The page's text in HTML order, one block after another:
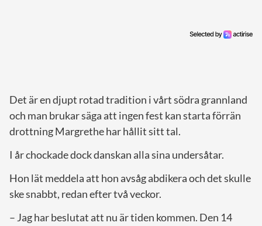
Det är en djupt rotad tradition i vårt södra grannland
och man brukar säga att ingen fest kan starta förrän
drottning Margrethe har hållit sitt tal.
I år chockade dock danskan alla sina undersåtar.
Hon lät meddela att hon avsåg abdikera och det skulle
ske snabbt, redan efter två veckor.
– Jag har beslutat att nu är tiden kommen. Den 14